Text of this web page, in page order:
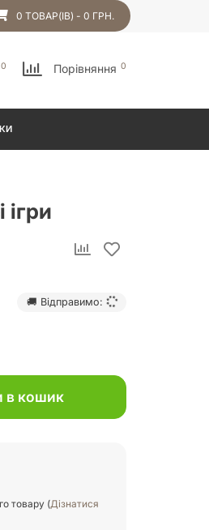
0 ТОВАР(ІВ) - 0 ГРН.
0 Порівняння 0
🚚 Відправимо:
в кошик
товару (Дізнатися